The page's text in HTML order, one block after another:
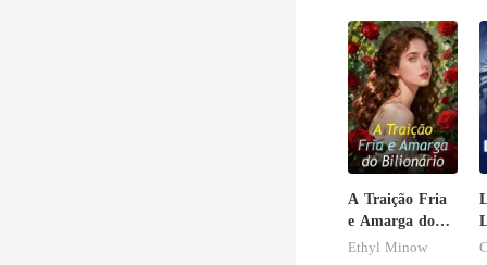
A Traição Fria
e Amarga do
Bilionário
Ethyl Minow